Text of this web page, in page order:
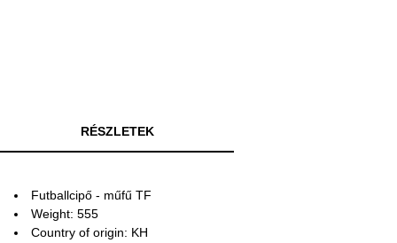
RÉSZLETEK
Futballcipő - műfű TF
Weight: 555
Country of origin: KH